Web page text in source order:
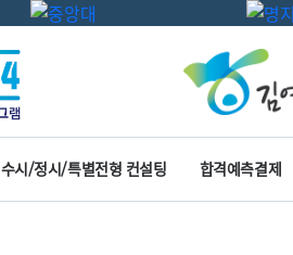
수시/정시/특별전형 컨설팅 합격예측결제